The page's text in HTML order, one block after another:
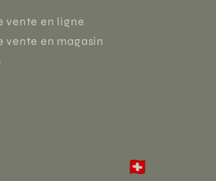
vente en ligne
vente en magasin
🇨🇭